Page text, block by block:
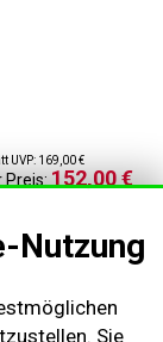
UVP: 169,00 €
Preis:152,00 €
Nutzung
Sie